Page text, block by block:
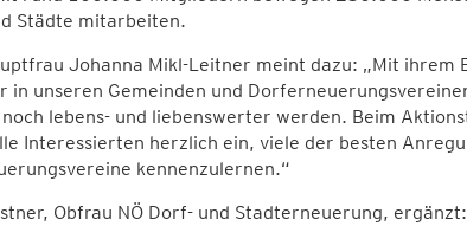
Städte mitarbeiten.
Johanna Mikl-Leitner meint dazu: „Mit
in unseren Gemeinden und
noch lebens- und liebenswerter werden. Beim
Interessierten herzlich ein, viele der besten
kennenzulernen.“
Obfrau NÖ Dorf- und Stadterneuerung,